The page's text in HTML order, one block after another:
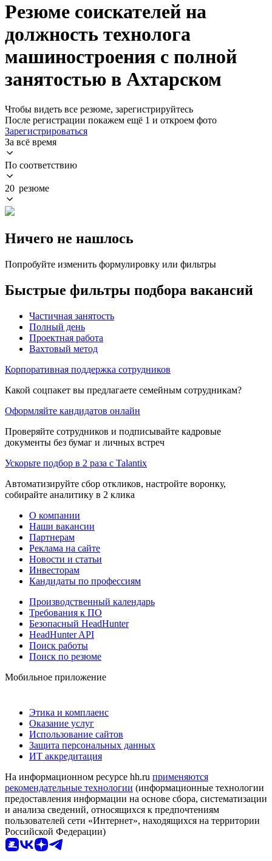
Резюме соискателей на
должность технолога
машиностроения с полной
занятостью в Ахтарском
Чтобы видеть все резюме, зарегистрируйтесь
После регистрации покажем ещё 1 и откроем фото
Зарегистрироваться
За всё время
По соответствию
20 резюме
Ничего не нашлось
Попробуйте изменить формулировку или фильтры
Быстрые фильтры подбора вакансий
Частичная занятость
Полный день
Проектная работа
Вахтовый метод
Корпоративная поддержка сотрудников
Какой соцпакет вы предлагаете семейным сотрудникам?
Оформляйте кандидатов онлайн
Проверяйте сотрудников и подписывайте кадровые
документы без бумаг и личных встреч
Ускорьте подбор в 2 раза с Talantix
Автоматизируйте сбор откликов, настройте воронку,
собирайте аналитику в 2 клика
О компании
Наши вакансии
Партнерам
Реклама на сайте
Новости и статьи
Инвесторам
Кандидаты по профессиям
Производственный календарь
Требования к ПО
Безопасный HeadHunter
HeadHunter API
Поиск работы
Поиск по резюме
Мобильное приложение
Этика и комплаенс
Оказание услуг
Использование сайтов
Защита персональных данных
ИТ аккредитация
На информационном ресурсе hh.ru применяются
рекомендательные технологии (информационные технологии
предоставления информации на основе сбора, систематизации
и анализа сведений, относящихся к предпочтениям
пользователей сети «Интернет», находящихся на территории
Российской Федерации)